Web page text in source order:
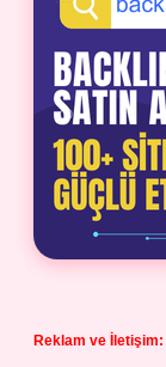
Reklam ve İletişim: